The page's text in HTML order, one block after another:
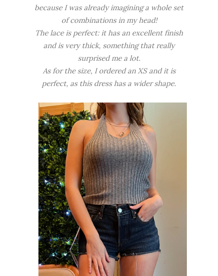
because I was already imagining a whole set
of combinations in my head!
The lace is perfect: it has an excellent finish
and is very thick, something that really
surprised me a lot.
As for the size, I ordered an XS and it is
perfect, as this dress has a wider shape.